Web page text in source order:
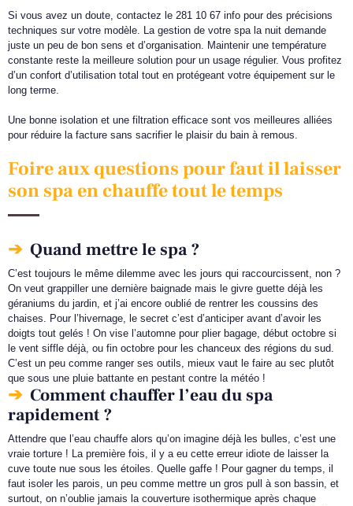
Si vous avez un doute, contactez le 281 10 67 info pour des précisions
techniques sur votre modèle. La gestion de votre spa la nuit demande
juste un peu de bon sens et d’organisation. Maintenir une température
constante reste la meilleure solution pour un usage régulier. Vous profitez
d’un confort d’utilisation total tout en protégeant votre équipement sur le
long terme.
Une bonne isolation et une filtration efficace sont vos meilleures alliées
pour réduire la facture sans sacrifier le plaisir du bain à remous.
Foire aux questions pour faut il laisser
son spa en chauffe tout le temps
Quand mettre le spa ?
C’est toujours le même dilemme avec les jours qui raccourcissent, non ?
On veut grappiller une dernière baignade mais le givre guette déjà les
géraniums du jardin, et j’ai encore oublié de rentrer les coussins des
chaises. Pour l’hivernage, le secret c’est d’anticiper avant d’avoir les
doigts tout gelés ! On vise l’automne pour plier bagage, début octobre si
le vent siffle déjà, ou fin octobre pour les chanceux des régions du sud.
C’est un peu comme ranger ses outils, mieux vaut le faire au sec plutôt
que sous une pluie battante en pestant contre la météo !
Comment chauffer l’eau du spa
rapidement ?
Attendre que l’eau chauffe alors qu’on imagine déjà les bulles, c’est une
vraie torture ! La première fois, il y a eu cette erreur idiote de laisser la
cuve toute nue sous les étoiles. Quelle gaffe ! Pour gagner du temps, il
faut isoler les parois, un peu comme mettre un gros pull à son bassin, et
surtout, on n’oublie jamais la couverture isothermique après chaque